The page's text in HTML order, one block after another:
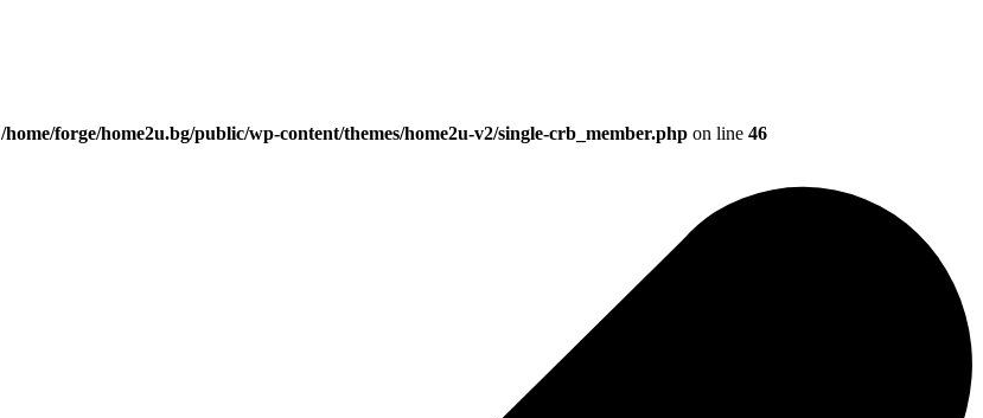
/home/forge/home2u.bg/public/wp-content/themes/home2u-v2/single-crb_member.php on line 46